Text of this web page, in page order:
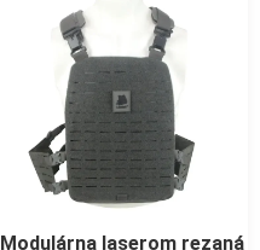
Modulárna laserom rezaná